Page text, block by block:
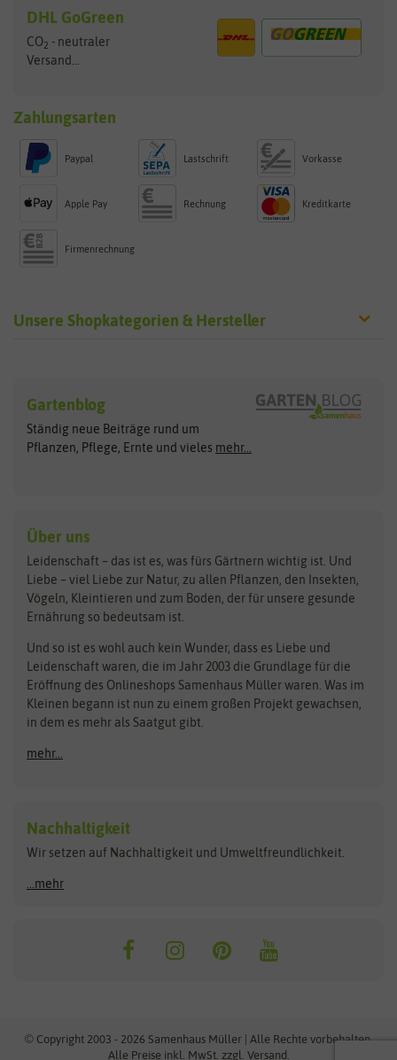
DHL GoGreen
CO2 - neutraler
Versand...
Zahlungsarten
Paypal Lastschrift Vorkasse
Apple Pay Rechnung Kreditkarte
Firmenrechnung
Unsere Shopkategorien & Hersteller
Exotische Samen
Gemüsesamen
Gründünger
Kräutersamen
Obstsamen
Pilzbrut
Rasensamen
Steckzwiebeln
Zimmer & Kübelpflanzen
Kataloge
Schnäppchen
Anzucht & Gartenzubehör
Anzuchtschalen
Heizmatte & Heizkabel
Kokos-Quelltabletten
Zimmergewächshaus
Maissamen
Arche Noah
ASB Greenworld
Benary
Bingenheimer Saatgut
Bionana
BIOWOL
Blumicorn
Bûten Birds
Carl Pabst
Clever Pots
COMPO
Dürr-Samen
Feldsaaten Freudenberger
Fertil
Flora Elite
Florissa
Flortis
Franchi Sementi
Hortitops
JUB Holland
Küpper
Gartenblog
Ständig neue Beiträge rund um
Pflanzen, Pflege, Ernte und vieles mehr...
Über uns
Leidenschaft – das ist es, was fürs Gärtnern wichtig ist. Und
Liebe – viel Liebe zur Natur, zu allen Pflanzen, den Insekten,
Vögeln, Kleintieren und zum Boden, der für unsere gesunde
Ernährung so bedeutsam ist.
Und so ist es wohl auch kein Wunder, dass es Liebe und
Leidenschaft waren, die im Jahr 2003 die Grundlage für die
Eröffnung des Onlineshops Samenhaus Müller waren. Was im
Kleinen begann ist nun zu einem großen Projekt gewachsen,
in dem es mehr als Saatgut gibt.
mehr...
Nachhaltigkeit
Wir setzen auf Nachhaltigkeit und Umweltfreundlichkeit.
...mehr
© Copyright 2003 - 2026 Samenhaus Müller | Alle Rechte vorbehalten.
Alle Preise inkl. MwSt. zzgl. Versand.